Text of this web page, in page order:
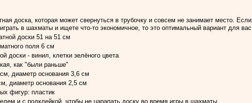
доска, которая может свернуться в трубочку и совсем не занимает место. Если
в шахматы и ищете что-то экономичное, то это оптимальный вариант для вас.
доски 51 на 51 см
поля 6 см
доски - винил, клетки зелёного цвета
как "были раньше"
диаметр основания 3,6 см
диаметр основания 2,5 см
фигур: пластик
и с подклейкой, чтобы не царапать доску во время игры в шахматы